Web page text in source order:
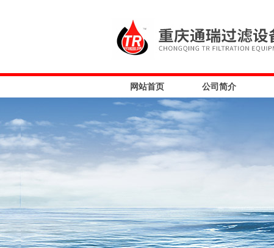
网站首页 公司简介